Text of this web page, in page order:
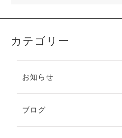
カテゴリー
お知らせ
ブログ